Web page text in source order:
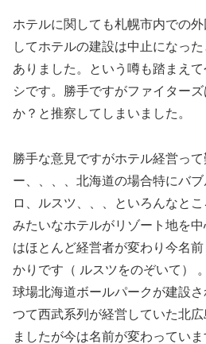
ホテルに関しても札幌市内での
してホテルの建設は中止になっ
ありました。という噂も踏まえ
シです。勝手ですがファイター
か？と推察してしまいました。
勝手な意見ですがホテル経営っ
ー、、、、北海道の場合特にバ
ロ、ルスツ、、、といろんなと
みたいなホテルがリゾート地を
はほとんど経営者が変わり今名
かりです（ ルスツをのぞいて）
球場北海道ボールパークが建設
つて西武系列が経営していた北
ましたが今は名前が変わっていま